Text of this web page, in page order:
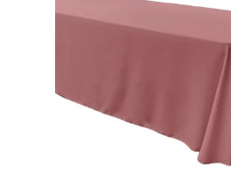
variations.
être